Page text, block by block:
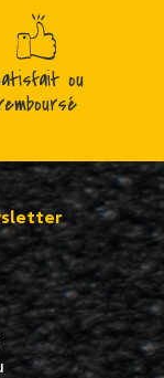
ou